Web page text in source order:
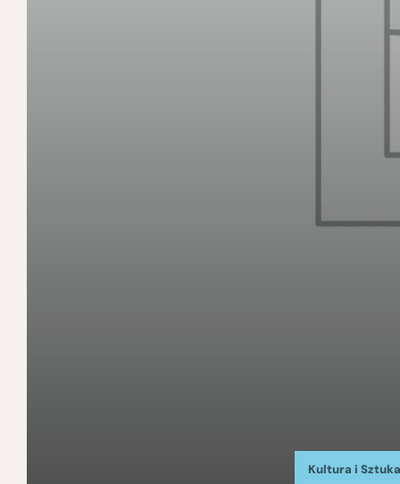
Kultura i Sztuka